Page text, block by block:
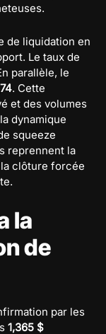
de liquidation en
Le taux de
parallèle, le
. Cette
et des volumes
dynamique
squeeze
reprennent la
clôture forcée
la
de
par les
1,365 $